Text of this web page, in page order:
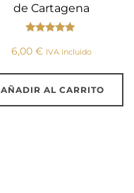
de Cartagena
con
6,00€ IVA incluido
AÑADIR AL CARRITO